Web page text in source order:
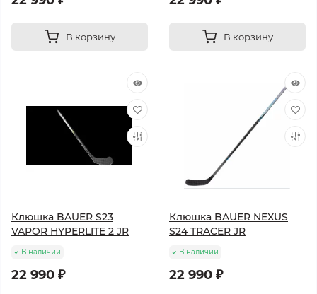
В корзину В корзину
Клюшка BAUER S23
VAPOR HYPERLITE 2 JR
В наличии
22 990 ₽
Клюшка BAUER NEXUS
S24 TRACER JR
В наличии
22 990 ₽